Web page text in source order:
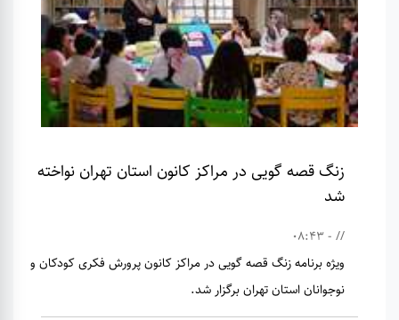
زنگ قصه گویی در مراکز کانون استان تهران نواخته
شد
// - 08:43
ویژه برنامه زنگ قصه گویی در مراکز کانون پرورش فکری کودکان و
نوجوانان استان تهران برگزار شد.